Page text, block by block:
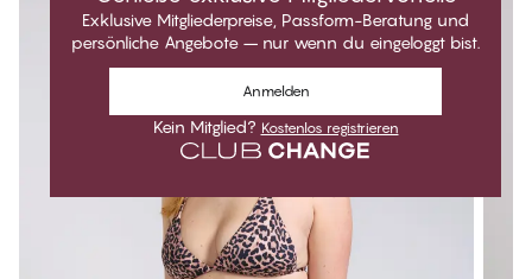
Exklusive Mitgliederpreise, Passform-Beratung und
persönliche Angebote – nur wenn du eingeloggt bist.
Anmelden
Kein Mitglied? Kostenlos registrieren